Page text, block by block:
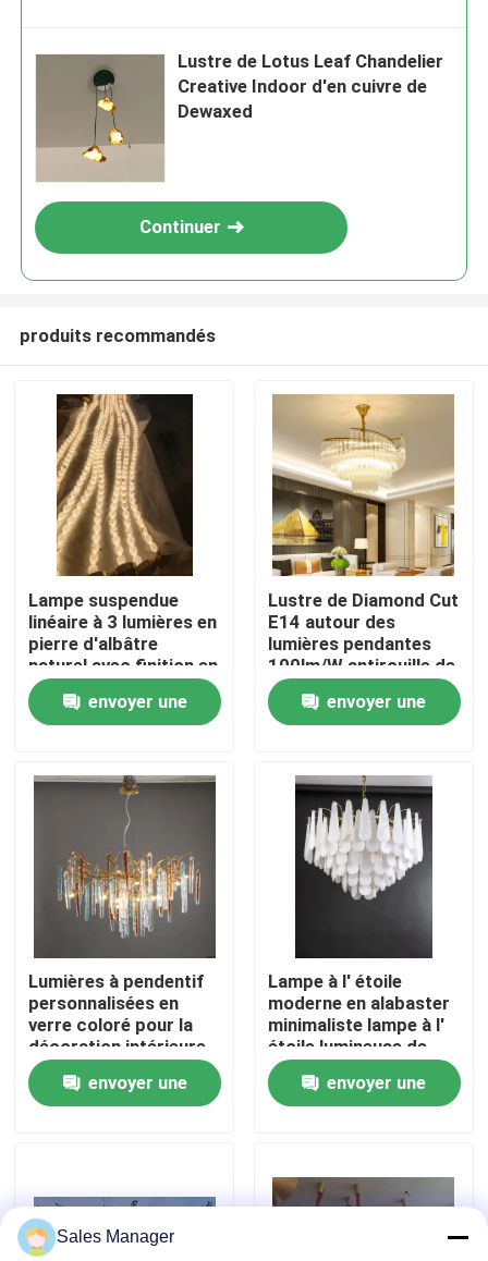
À la maison
Produits
Visite de l'usine
Contrôle de la qualité
Nous contacter
Demandez un devis
Lumières pendantes de lustre
lumières pendantes faites sur commande
Lustre de Lotus Leaf Chandelier
Creative Indoor d'en cuivre de
Dewaxed
Continuer
produits recommandés
Lampe suspendue
linéaire à 3 lumières en
pierre d'albâtre
naturel avec finition en
laiton antique pour
table à manger
envoyer une
Lustre de Diamond Cut
E14 autour des
lumières pendantes
100lm/W antirouille de
lustre
envoyer une
Lumières à pendentif
personnalisées en
verre coloré pour la
décoration intérieure
envoyer une
Lampe à l' étoile
moderne en alabaster
minimaliste lampe à l'
étoile lumineuse de
luxe villa salle à
manger chambre à
coucher lampe à
envoyer une
Sales Manager